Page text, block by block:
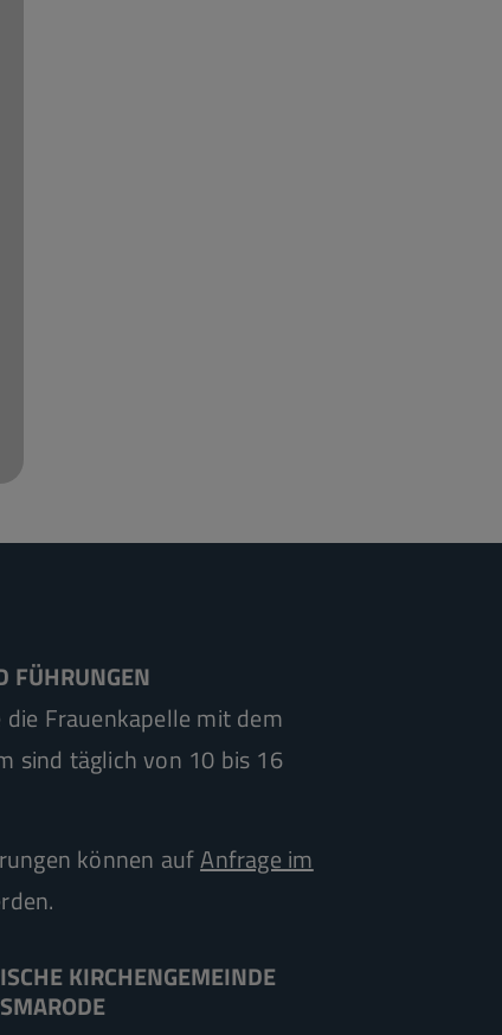
FÜHRUNGEN
Frauenkapelle mit dem
sind täglich von 10 bis 16
können aufAnfrage im
KIRCHENGEMEINDE